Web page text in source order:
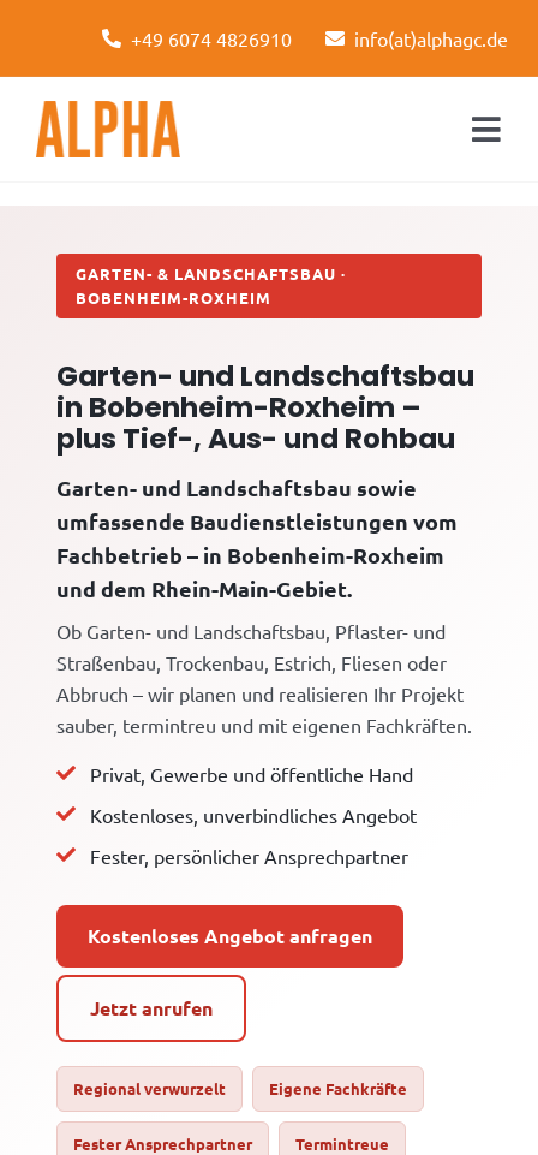
content
+49 6074 4826910 info(at)alphagc.de
Leistungen
Über uns
Kontakt
GARTEN- & LANDSCHAFTSBAU ·
BOBENHEIM-ROXHEIM
Garten- und Landschaftsbau
in Bobenheim-Roxheim –
plus Tief-, Aus- und Rohbau
Garten- und Landschaftsbau sowie
umfassende Baudienstleistungen vom
Fachbetrieb – in Bobenheim-Roxheim
und dem Rhein-Main-Gebiet.
Ob Garten- und Landschaftsbau, Pflaster- und
Straßenbau, Trockenbau, Estrich, Fliesen oder
Abbruch – wir planen und realisieren Ihr Projekt
sauber, termintreu und mit eigenen Fachkräften.
Privat, Gewerbe und öffentliche Hand
Kostenloses, unverbindliches Angebot
Fester, persönlicher Ansprechpartner
Kostenloses Angebot anfragen
Jetzt anrufen
Regional verwurzelt Eigene Fachkräfte
Fester Ansprechpartner Termintreue